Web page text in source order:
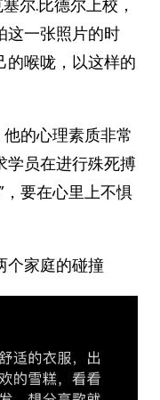
尔.比德尔上校，
这一张照片的时
的喉咙，以这样的
的心理素质非常
学员在进行殊死搏
要在心里上不惧
家庭的碰撞